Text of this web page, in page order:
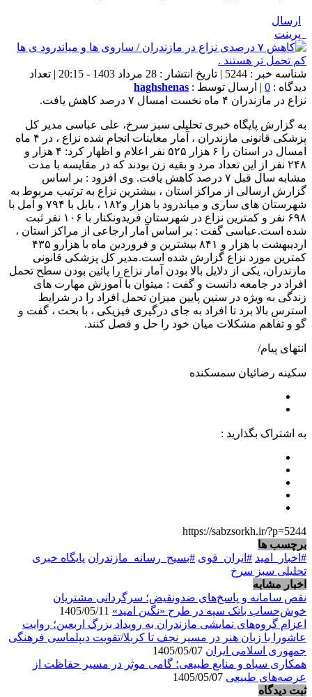
ارسال
پرینت
شناسه خبر : 5244 | تاریخ انتشار : 28 مرداد 1403 - 20:15 | تعداد
دیدگاه : 0 | ارسال توسط : haghshenas
نزاع در مازندران ۴ ماه نخست امسال ۷ درصد کاهش یافت.
به گزارش پایگاه خبری تحلیلی سبز سرخ، علی عباسی مدير كل
پزشكی قانونی مازندران ، آمار معاینات انجام شده نزاع ، در ۴ ماه
امسال در استان را ۶ هزار ۵۲۵ نفر اعلام و اظهار کرد: ۴ هزار و
۲۴۸ نفر از این تعداد مرد و بقیه زن بودند که در مقایسه با مدت
مشابه سال قبل ۷ درصد کاهش یافت. وی افزود : بر اساس
گزارش ارسالی از مراکز استان ، بيشترين نزاع به ترتيب مربوط به
شهرستان های ساری و میاندرود با هزار و۱۸۲ ، بابل با ۷۹۴ و آمل با
۶۹۸ نفر و كمترين نزاع در شهرستان فریدونکنار با ۱۰۶ نفر ثبت
شده است.عباسی گفت : بر اساس آمار ارجاعی از مراکز استان ،
اردیبهشت با هزار و ۸۴۱ بیشترین و فروردین ماه با هزارو ۴۳۵
کمترین مورد نزاع گزارش شده است.مدیر کل پزشکی قانونی
مازندران، يكی از دلايل بالا بودن آمار نزاع را پائين بودن سطح تحمل
افراد در جامعه دانست و گفت : ميتوان با آموزش مهارت های
زندگی به ویژه در سنين پايين ميزان تحمل افراد را در شرايط
استرس بالا برد تا افراد به جای درگيری فيزيكی ، با بحث ، گفت و
گو و تفاهم مشكلات میان خود را حل و فصل كنند.
انتهای پیام/
سکینه رضائیان سمسکنده
به اشتراک بگذارید :
https://sabzsorkh.ir/?p=5244
برچسب ها
#اخبار_امید #ایران_قوی #بسیج_رسانه_مازندران پایگاه خبری
تحلیلی سبز سرخ
اخبار مشابه
نقص سامانه و پاسخ‌های ضدونقیض؛ سرگردانی مشتریان
خوش‌حساب بانک سپه در طرح «نگین امید»
اعزام گروه‌های نمایشی مازندران به رویداد بزرگ اربعین؛ روایت
عاشورا با زبان هنر در مسیر نجف تا کربلا/تقویت دیپلماسی فرهنگی
جمهوری اسلامی ایران
همکاری سپاه و منابع طبیعی؛ گامی موثر در مسیر حفاظت از
عرصه‌های طبیعی
ثبت دیدگاه